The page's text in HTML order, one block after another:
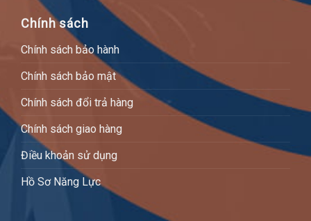
Chính sách
Chính sách bảo hành
Chính sách bảo mật
Chính sách đổi trả hàng
Chính sách giao hàng
Điều khoản sử dụng
Hồ Sơ Năng Lực